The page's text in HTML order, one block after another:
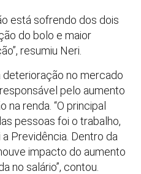
está sofrendo dos dois
do bolo e maior
resumiu Neri.
deterioração no mercado
pelo aumento
na renda. “O principal
pessoas foi o trabalho,
Previdência. Dentro da
impacto do aumento
no salário”, contou.